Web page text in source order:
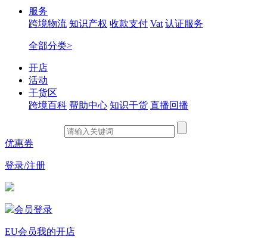
服务
跨境物流 知识产权 收款支付 Vat 认证服务
全部分类>
开店
活动
干货区
跨境百科 帮助中心 知识干货 直播回播
优惠券
登录/注册
会员登录
EU会员我的开店